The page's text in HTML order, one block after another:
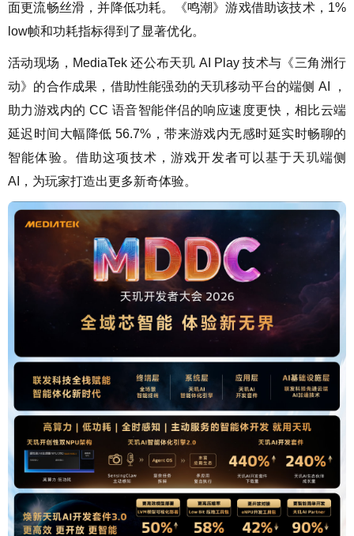
面更流畅丝滑，并降低功耗。《鸣潮》游戏借助该技术，1%
low帧和功耗指标得到了显著优化。
活动现场，MediaTek 还公布天玑 AI Play 技术与《三角洲行
动》的合作成果，借助性能强劲的天玑移动平台的端侧 AI ，
助力游戏内的 CC 语音智能伴侣的响应速度更快，相比云端
延迟时间大幅降低 56.7%，带来游戏内无感时延实时畅聊的
智能体验。借助这项技术，游戏开发者可以基于天玑端侧
AI，为玩家打造出更多新奇体验。